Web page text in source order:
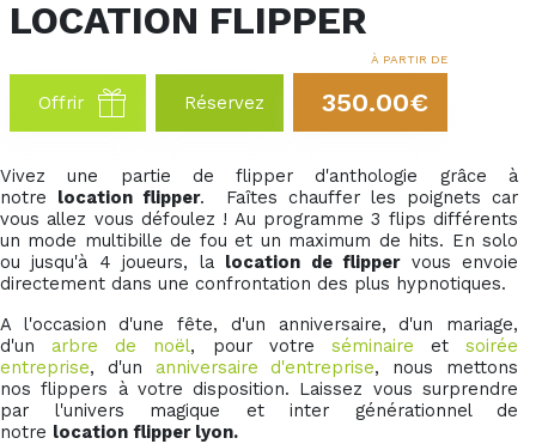
LOCATION FLIPPER
Offrir Réservez
À PARTIR DE
350.00€
Vivez une partie de flipper d'anthologie grâce à
notre location flipper. Faîtes chauffer les poignets car
vous allez vous défoulez ! Au programme 3 flips différents
un mode multibille de fou et un maximum de hits. En solo
ou jusqu'à 4 joueurs, la location de flippervous envoie
directement dans une confrontation des plus hypnotiques.
A l'occasion d'une fête, d'un anniversaire, d'un mariage,
d'un arbre de noël, pour votre séminaire et soirée
entreprise, d'un anniversaire d'entreprise, nous mettons
nos flippers à votre disposition. Laissez vous surprendre
par l'univers magique et inter générationnel de
notre location flipper lyon.